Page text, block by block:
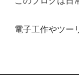
電子工作やツー